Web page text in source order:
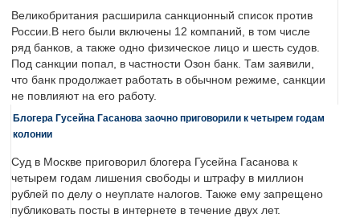
Великобритания расширила санкционный список против
России.В него были включены 12 компаний, в том числе
ряд банков, а также одно физическое лицо и шесть судов.
Под санкции попал, в частности Озон банк. Там заявили,
что банк продолжает работать в обычном режиме, санкции
не повлияют на его работу.
Блогера Гусейна Гасанова заочно приговорили к четырем годам
колонии
Суд в Москве приговорил блогера Гусейна Гасанова к
четырем годам лишения свободы и штрафу в миллион
рублей по делу о неуплате налогов. Также ему запрещено
публиковать посты в интернете в течение двух лет.